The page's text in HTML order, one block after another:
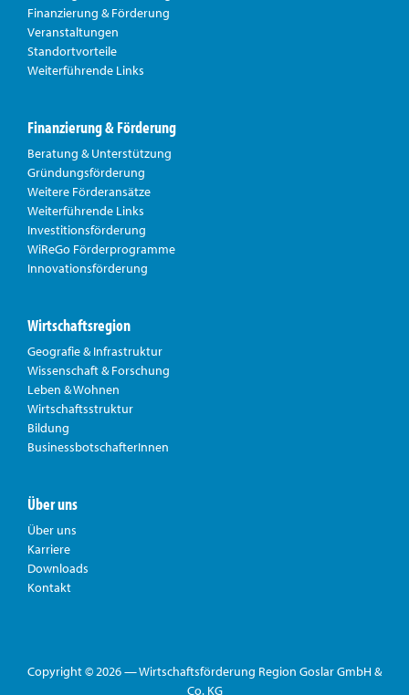
Finanzierung & Förderung
Veranstaltungen
Standortvorteile
Weiterführende Links
Finanzierung & Förderung
Beratung & Unterstützung
Gründungsförderung
Weitere Förderansätze
Weiterführende Links
Investitionsförderung
WiReGo Förderprogramme
Innovationsförderung
Wirtschaftsregion
Geografie & Infrastruktur
Wissenschaft & Forschung
Leben & Wohnen
Wirtschaftsstruktur
Bildung
BusinessbotschafterInnen
Über uns
Über uns
Karriere
Downloads
Kontakt
Copyright © 2026 — Wirtschaftsförderung Region Goslar GmbH &
Co. KG